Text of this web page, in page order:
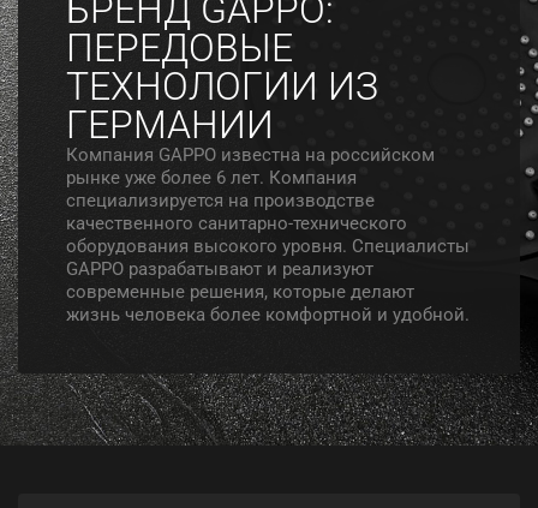
ПЕРЕДОВЫЕ
ТЕХНОЛОГИИ ИЗ
ГЕРМАНИИ
Компания GAPPO известна на российском
рынке уже более 6 лет. Компания
специализируется на производстве
качественного санитарно-технического
оборудования высокого уровня. Специалисты
GAPPO разрабатывают и реализуют
современные решения, которые делают
жизнь человека более комфортной и удобной.